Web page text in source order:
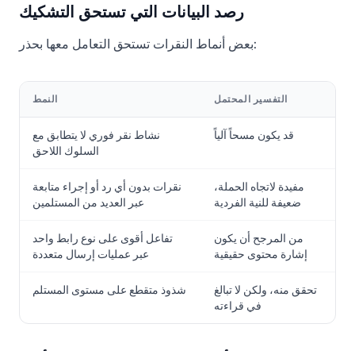
رصد البيانات التي تستحق التشكيك
بعض أنماط النقرات تستحق التعامل معها بحذر:
النمط التفسير المحتمل
نشاط نقر فوري لا يتطابق مع
السلوك اللاحق
قد يكون مسحاً آلياً
نقرات بدون أي رد أو إجراء متابعة
عبر العديد من المستلمين
مفيدة لاتجاه الحملة،
ضعيفة للنية الفردية
تفاعل أقوى على نوع رابط واحد
عبر عمليات إرسال متعددة
من المرجح أن يكون
إشارة محتوى حقيقية
شذوذ متقطع على مستوى المستلم
تحقق منه، ولكن لا تبالغ
في قراءته